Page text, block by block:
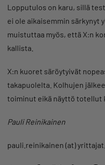
Lopputulos on karu, sillä
ei ole aikaisemmin särkynyt
muistuttaa myös, että X:n
kallista.
X:n kuoret säröytyivät
takapuolelta. Kolhujen
toiminut eikä näyttö totellut
Pauli Reinikainen
pauli.reinikainen (at)